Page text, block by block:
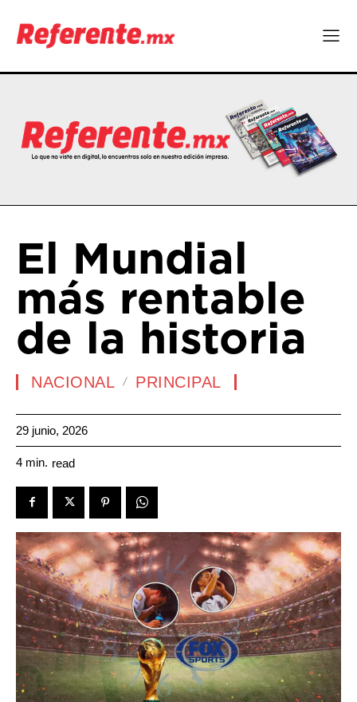
El Mundial
más rentable
de la historia
NACIONAL PRINCIPAL
29 junio, 2026
4 min. read